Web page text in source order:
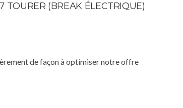
TOURER (BREAK ÉLECTRIQUE)
de façon à optimiser notre offre